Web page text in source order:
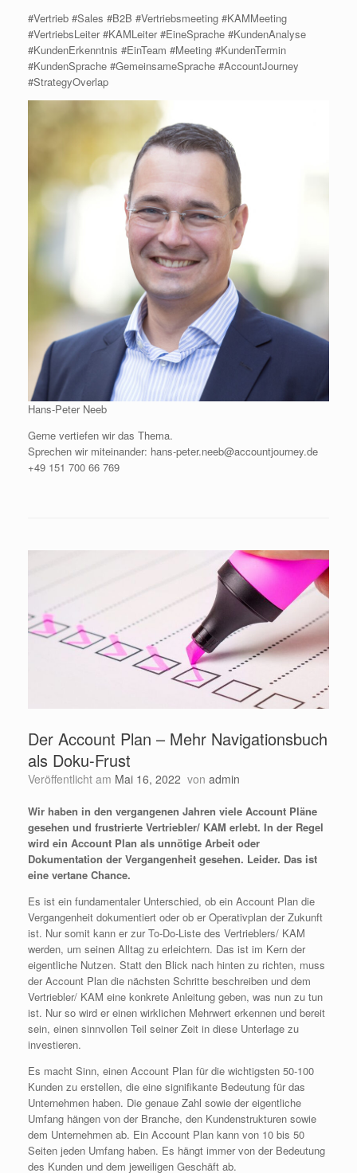
#Vertrieb #Sales #B2B #Vertriebsmeeting #KAMMeeting
#VertriebsLeiter #KAMLeiter #EineSprache #KundenAnalyse
#KundenErkenntnis #EinTeam #Meeting #KundenTermin
#KundenSprache #GemeinsameSprache #AccountJourney
#StrategyOverlap
Hans-Peter Neeb
Gerne vertiefen wir das Thema.
Sprechen wir miteinander: hans-peter.neeb@accountjourney.de
+49 151 700 66 769
Der Account Plan – Mehr Navigationsbuch
als Doku-Frust
Veröffentlicht am Mai 16, 2022 von admin
Wir haben in den vergangenen Jahren viele Account Pläne
gesehen und frustrierte Vertriebler/ KAM erlebt. In der Regel
wird ein Account Plan als unnötige Arbeit oder
Dokumentation der Vergangenheit gesehen. Leider. Das ist
eine vertane Chance.
Es ist ein fundamentaler Unterschied, ob ein Account Plan die
Vergangenheit dokumentiert oder ob er Operativplan der Zukunft
ist. Nur somit kann er zur To-Do-Liste des Vertrieblers/ KAM
werden, um seinen Alltag zu erleichtern. Das ist im Kern der
eigentliche Nutzen. Statt den Blick nach hinten zu richten, muss
der Account Plan die nächsten Schritte beschreiben und dem
Vertriebler/ KAM eine konkrete Anleitung geben, was nun zu tun
ist. Nur so wird er einen wirklichen Mehrwert erkennen und bereit
sein, einen sinnvollen Teil seiner Zeit in diese Unterlage zu
investieren.
Es macht Sinn, einen Account Plan für die wichtigsten 50-100
Kunden zu erstellen, die eine signifikante Bedeutung für das
Unternehmen haben. Die genaue Zahl sowie der eigentliche
Umfang hängen von der Branche, den Kundenstrukturen sowie
dem Unternehmen ab. Ein Account Plan kann von 10 bis 50
Seiten jeden Umfang haben. Es hängt immer von der Bedeutung
des Kunden und dem jeweiligen Geschäft ab.